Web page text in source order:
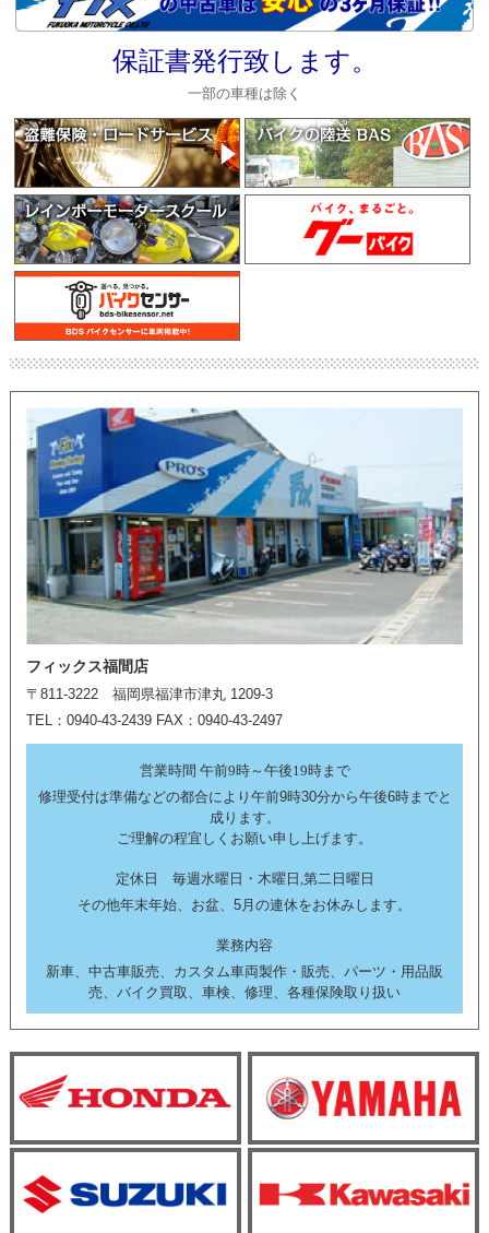
保証書発行致します。
一部の車種は除く
フィックス福間店
〒811-3222 福岡県福津市津丸 1209-3
TEL：0940-43-2439 FAX：0940-43-2497
営業時間 午前9時～午後19時まで
修理受付は準備などの都合により午前9時30分から午後6時までと
成ります。
ご理解の程宜しくお願い申し上げます。
定休日 毎週水曜日・木曜日,第二日曜日
その他年末年始、お盆、5月の連休をお休みします。
業務内容
新車、中古車販売、カスタム車両製作・販売、パーツ・用品販
売、バイク買取、車検、修理、各種保険取り扱い